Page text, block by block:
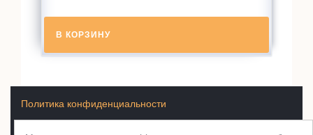
В КОРЗИНУ
Политика конфиденциальности